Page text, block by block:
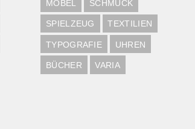
MÖBEL SCHMUCK
SPIELZEUG TEXTILIEN
TYPOGRAFIE UHREN
BÜCHER VARIA